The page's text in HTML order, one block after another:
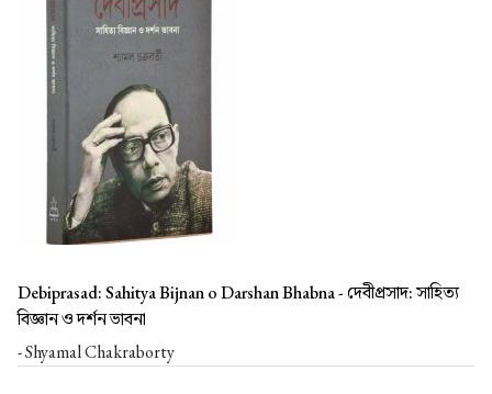
Debiprasad: Sahitya Bijnan o Darshan Bhabna -দেবীপ্রসাদ: সাহিত্য
বিজ্ঞান ও দর্শন ভাবনা
- Shyamal Chakraborty